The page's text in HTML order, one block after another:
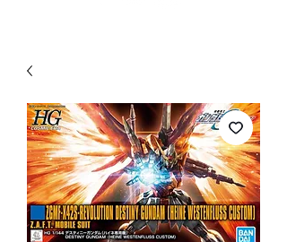
WECHAT 微信諮詢